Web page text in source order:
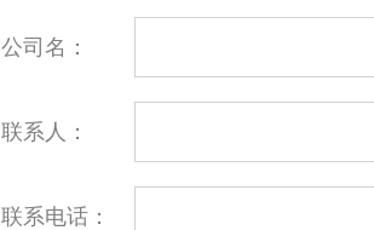
公司名：
联系人：
联系电话：